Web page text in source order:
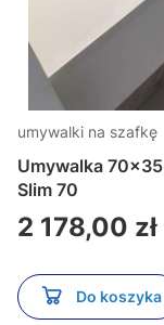
umywalki na szafkę
Umywalka
Slim 70
Cena
2 178,00 zł
Do koszyka